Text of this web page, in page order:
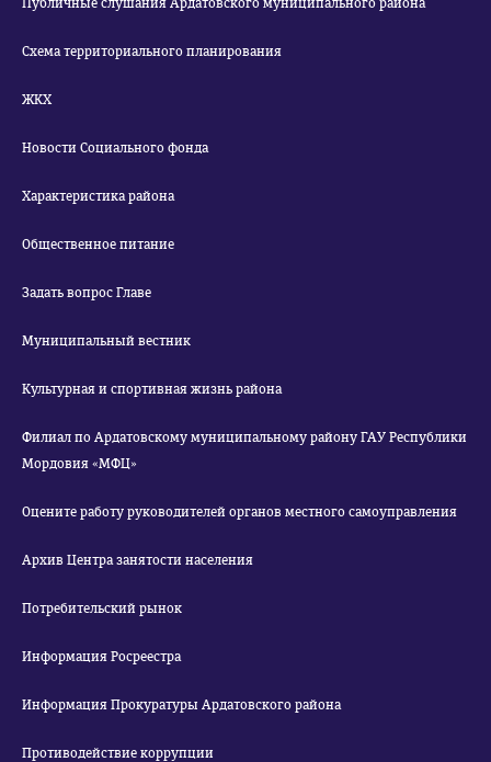
Публичные слушания Ардатовского муниципального района
Схема территориального планирования
ЖКХ
Новости Социального фонда
Характеристика района
Общественное питание
Задать вопрос Главе
Муниципальный вестник
Культурная и спортивная жизнь района
Филиал по Ардатовскому муниципальному району ГАУ Республики
Мордовия «МФЦ»
Оцените работу руководителей органов местного самоуправления
Архив Центра занятости населения
Потребительский рынок
Информация Росреестра
Информация Прокуратуры Ардатовского района
Противодействие коррупции